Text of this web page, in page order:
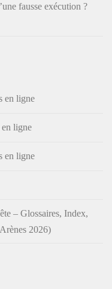
fausse exécution ?
en ligne
ligne
en ligne
– Glossaires, Index,
2026)